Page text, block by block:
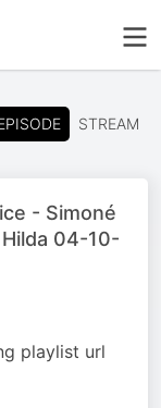
STREAM
- Simoné
04-10-
playlist url